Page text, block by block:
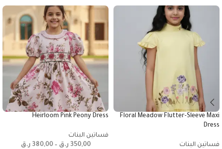
Floral Meadow Flutter-Sleeve Maxi
Dress
فساتين البنات
Heirloom Pink Peony Dress
فساتين البنات
350,00 ر.ق –
380,00 ر.ق